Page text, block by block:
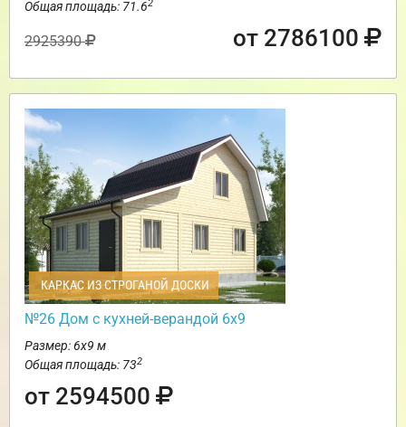
Общая площадь: 71.62
2925390 от 2786100
КАРКАС ИЗ СТРОГАНОЙ ДОСКИ
№26 Дом с кухней-верандой 6х9
Размер: 6х9 м
Общая площадь: 732
от 2594500